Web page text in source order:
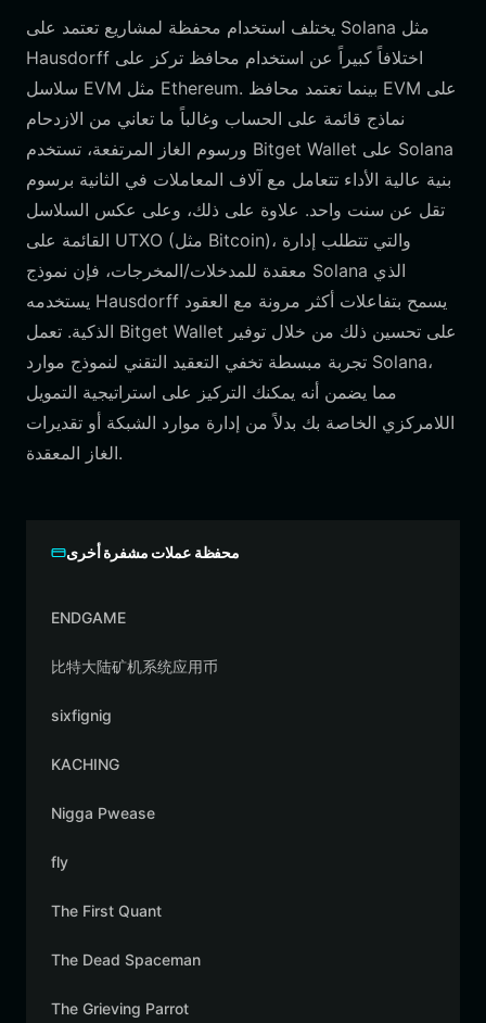
يختلف استخدام محفظة لمشاريع تعتمد على Solana مثل
Hausdorff اختلافاً كبيراً عن استخدام محافظ تركز على
سلاسل EVM مثل Ethereum. بينما تعتمد محافظ EVM على
نماذج قائمة على الحساب وغالباً ما تعاني من الازدحام
ورسوم الغاز المرتفعة، تستخدم Bitget Wallet على Solana
بنية عالية الأداء تتعامل مع آلاف المعاملات في الثانية برسوم
تقل عن سنت واحد. علاوة على ذلك، وعلى عكس السلاسل
القائمة على UTXO (مثل Bitcoin)، والتي تتطلب إدارة
معقدة للمدخلات/المخرجات، فإن نموذج Solana الذي
يستخدمه Hausdorff يسمح بتفاعلات أكثر مرونة مع العقود
الذكية. تعمل Bitget Wallet على تحسين ذلك من خلال توفير
تجربة مبسطة تخفي التعقيد التقني لنموذج موارد Solana،
مما يضمن أنه يمكنك التركيز على استراتيجية التمويل
اللامركزي الخاصة بك بدلاً من إدارة موارد الشبكة أو تقديرات
الغاز المعقدة.
محفظة عملات مشفرة أخرى
ENDGAME
比特大陆矿机系统应用币
sixfignig
KACHING
Nigga Pwease
fly
The First Quant
The Dead Spaceman
The Grieving Parrot